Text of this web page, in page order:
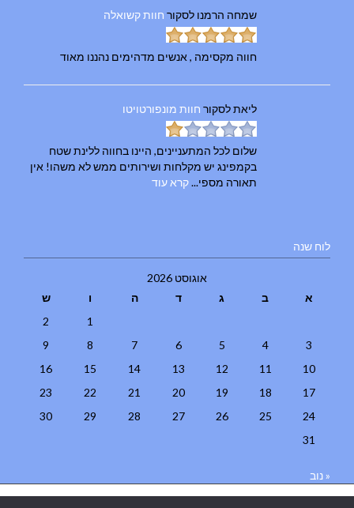
שמחה הרמנו לסקור חוות קשואלה
חווה מקסימה , אנשים מדהימים נהננו מאוד
ליאתלסקור חוות מונפורטויטו
שלום לכל המתעניינים, היינו בחווה ללינת שטח
בקמפינג יש מקלחות ושירותים ממש לא משהו! אין
תאורה מספי...קרא עוד
לוח שנה
אוגוסט 2026
א
ב ג ד ה ו
ש
1
2
3
4
5
6
7
8
9
10
11
12
13
14
15
16
17
18
19
20
21
22
23
24
25
26
27
28
29
30
31
« נוב